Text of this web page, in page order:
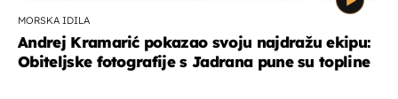
MORSKA IDILA
Andrej Kramarić pokazao svoju najdražu ekipu:
Obiteljske fotografije s Jadrana pune su topline